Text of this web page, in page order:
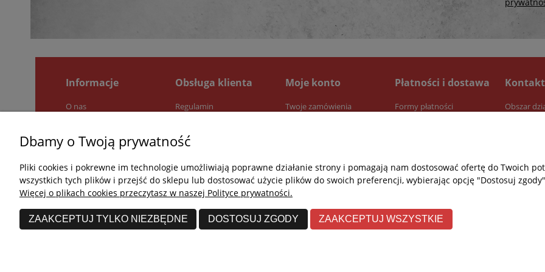
Informacje
O nas
Jak kupować?
Obsługa klienta
Regulamin
Polityka prywatności
Moje konto
Twoje zamówienia
Płatności i dostawa
Formy płatności
Kontakt
Obszar
Dbamy o Twoją prywatność
Pliki cookies i pokrewne im technologie umożliwiają poprawne działanie strony i pomagają nam dostosować ofertę do Twoich
wszystkich tych plików i przejść do sklepu lub dostosować użycie plików do swoich preferencji, wybierając opcję "Dostosuj
Więcej o plikach cookies przeczytasz w naszej Polityce prywatności.
ZAAKCEPTUJ TYLKO NIEZBĘDNE DOSTOSUJ ZGODY ZAAKCEPTUJ WSZYSTKIE